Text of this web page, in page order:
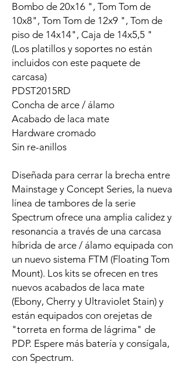
Bombo de 20x16 ", Tom Tom de
10x8", Tom Tom de 12x9 ", Tom de
piso de 14x14", Caja de 14x5,5 "
(Los platillos y soportes no están
incluidos con este paquete de
carcasa)
PDST2015RD
Concha de arce / álamo
Acabado de laca mate
Hardware cromado
Sin re-anillos
Diseñada para cerrar la brecha entre
Mainstage y Concept Series, la nueva
línea de tambores de la serie
Spectrum ofrece una amplia calidez y
resonancia a través de una carcasa
híbrida de arce / álamo equipada con
un nuevo sistema FTM (Floating Tom
Mount). Los kits se ofrecen en tres
nuevos acabados de laca mate
(Ebony, Cherry y Ultraviolet Stain) y
están equipados con orejetas de
"torreta en forma de lágrima" de
PDP. Espere más batería y consígala,
con Spectrum.